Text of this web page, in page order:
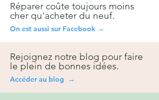
Réparer coûte toujours moins
cher qu'acheter du neuf.
On est aussi sur Facebook →
Rejoignez notre blog pour faire
le plein de bonnes idées.
Accéder au blog →